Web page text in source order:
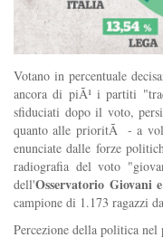
Votano in percentuale
ancora di piÃ¹ i partiti
sfiduciati dopo il voto,
quanto alle prioritÃ - a
enunciate dalle forze
radiografia del voto
dell'Osservatorio Giovani
campione di 1.173 ragazzi
Percezione della politica nel